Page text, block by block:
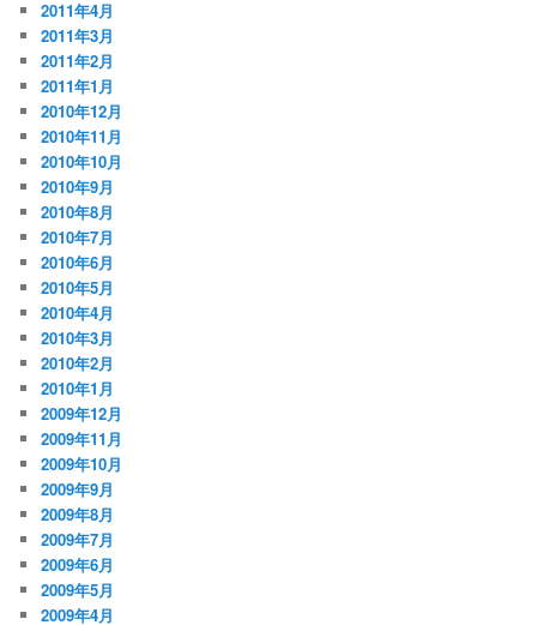
2011年4月
2011年3月
2011年2月
2011年1月
2010年12月
2010年11月
2010年10月
2010年9月
2010年8月
2010年7月
2010年6月
2010年5月
2010年4月
2010年3月
2010年2月
2010年1月
2009年12月
2009年11月
2009年10月
2009年9月
2009年8月
2009年7月
2009年6月
2009年5月
2009年4月